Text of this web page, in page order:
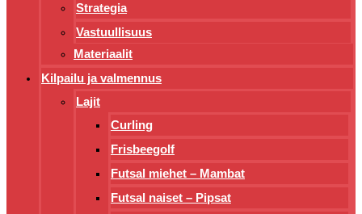
Strategia
Vastuullisuus
Materiaalit
Kilpailu ja valmennus
Lajit
Curling
Frisbeegolf
Futsal miehet – Mambat
Futsal naiset – Pipsat